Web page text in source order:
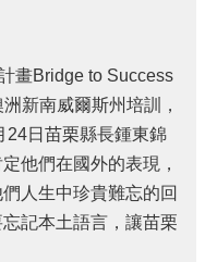
畫Bridge to Success
新南威爾斯州培訓，
24日苗栗縣長鍾東錦
他們在國外的表現，
人生中珍貴難忘的回
記本土語言，讓苗栗